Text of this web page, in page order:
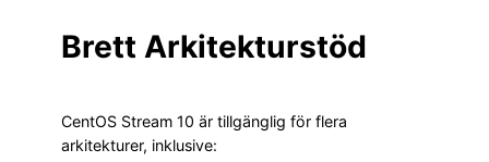
Brett Arkitekturstöd
CentOS Stream 10 är tillgänglig för flera
arkitekturer, inklusive: